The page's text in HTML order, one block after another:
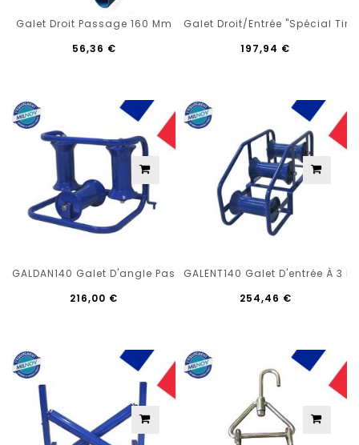
Galet Droit Passage 160 Mm
56,36 €
Galet Droit/entrée "spécial
197,94 €
GALDAN140 Galet D'angle Passage 140 Mm
216,00 €
GALENT140 Galet D'entrée À 3
254,46 €